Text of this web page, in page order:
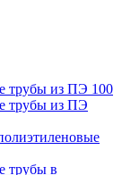
трубы из ПЭ 100
трубы из ПЭ
трубы в